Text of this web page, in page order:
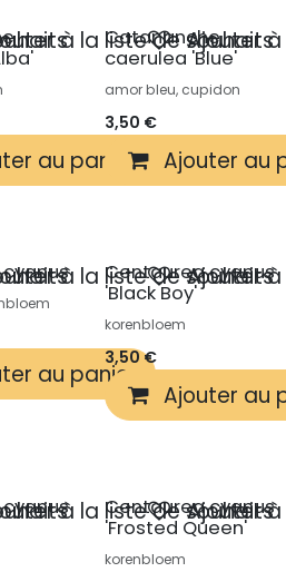
au panier
Catananche
caerulea 'Blue'
amor bleu, cupidon
3,50 €
Ajouter au
à la liste de souhaits
Ajouter
au panier
Centaurea cyanus
'Black Boy'
korenbloem
3,50€
Ajouter au
à la liste de souhaits
Ajouter
Centaurea cyanus
'Frosted Queen'
korenbloem
à la liste de souhaits
Ajouter